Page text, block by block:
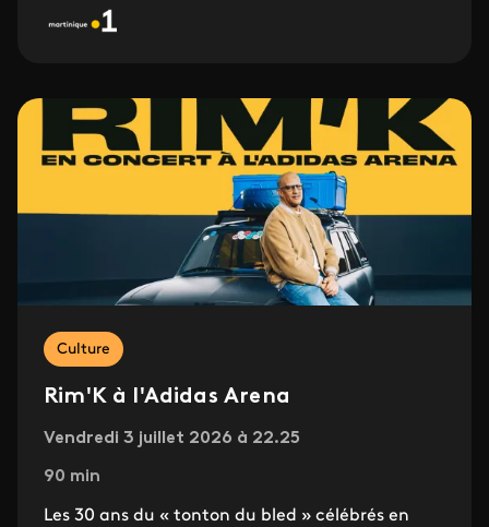
Culture
Rim'K à l'Adidas Arena
Vendredi 3 juillet 2026 à 22.25
90 min
Les 30 ans du « tonton du bled » célébrés en